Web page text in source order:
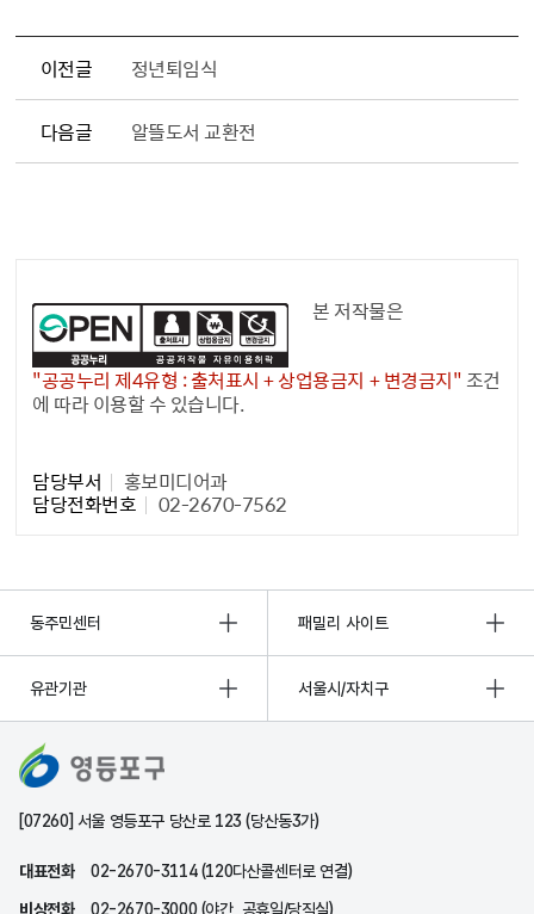
이전글 정년퇴임식
다음글 알뜰도서 교환전
본 저작물은
"공공누리 제4유형 : 출처표시 + 상업용금지 + 변경금지"조건
에 따라 이용할 수 있습니다.
담당부서 홍보미디어과
담당전화번호 02-2670-7562
동주민센터 패밀리 사이트
유관기관 서울시/자치구
[07260] 서울 영등포구 당산로 123 (당산동3가)
대표전화
02-2670-3114 (120다산콜센터로 연결)
비상전화
02-2670-3000 (야간, 공휴일/당직실)